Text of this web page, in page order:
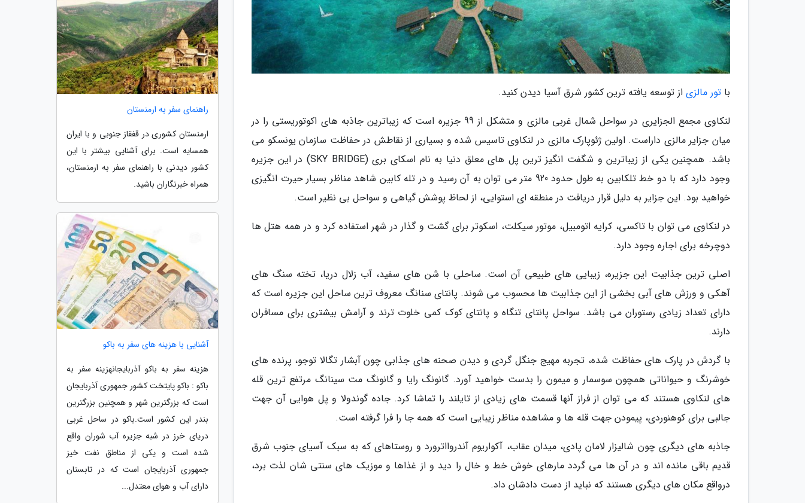
با تور مالزی از توسعه یافته ترین کشور شرق آسیا دیدن کنید.
لنکاوی مجمع الجزایری در سواحل شمال غربی مالزی و متشکل از 99 جزیره است که زیباترین جاذبه های اکوتوریستی را در
میان جزایر مالزی داراست. اولین ژئوپارک مالزی در لنکاوی تاسیس شده و بسیاری از نقاطش در حفاظت سازمان یونسکو می
باشد. همچنین یکی از زیباترین و شگفت انگیز ترین پل های معلق دنیا به نام اسکای بری (SKY BRIDGE) در این جزیره
وجود دارد که با دو خط تلکابین به طول حدود 920 متر می توان به آن رسید و در تله کابین شاهد مناظر بسیار حیرت انگیزی
خواهید بود. این جزایر به دلیل قرار دریافت در منطقه ای استوایی، از لحاظ پوشش گیاهی و سواحل بی نظیر است.
در لنکاوی می توان با تاکسی، کرایه اتومبیل، موتور سیکلت، اسکوتر برای گشت و گذار در شهر استفاده کرد و در همه هتل ها
دوچرخه برای اجاره وجود دارد.
اصلی ترین جذابیت این جزیره، زیبایی های طبیعی آن است. ساحلی با شن های سفید، آب زلال دریا، تخته سنگ های
آهکی و ورزش های آبی بخشی از این جذابیت ها محسوب می شوند. پانتای سنانگ معروف ترین ساحل این جزیره است که
دارای تعداد زیادی رستوران می باشد. سواحل پانتای تنگاه و پانتای کوک کمی خلوت ترند و آرامش بیشتری برای مسافران
دارند.
با گردش در پارک های حفاظت شده، تجربه مهیج جنگل گردی و دیدن صحنه های جذابی چون آبشار تگالا توجو، پرنده های
خوشرنگ و حیواناتی همچون سوسمار و میمون را بدست خواهید آورد. گانونگ رایا و گانونگ مت سینانگ مرتفع ترین قله
های لنکاوی هستند که می توان از فراز آنها قسمت های زیادی از تایلند را تماشا کرد. جاده گوندولا و پل هوایی آن جهت
جالبی برای کوهنوردی، پیمودن جهت قله ها و مشاهده مناظر زیبایی است که همه جا را فرا گرفته است.
جاذبه های دیگری چون شالیزار لامان پادی، میدان عقاب، آکواریوم آندروااترورد و روستاهای که به سبک آسیای جنوب شرق
قدیم باقی مانده اند و در آن ها می گردد مارهای خوش خط و خال را دید و از غذاها و موزیک های سنتی شان لذت برد،
درواقع مکان های دیگری هستند که نباید از دست دادشان داد.
راهنمای سفر به ارمنستان
ارمنستان کشوری در قفقاز جنوبی و با ایران
همسایه است. برای آشنایی بیشتر با این
کشور دیدنی با راهنمای سفر به ارمنستان،
همراه خبرنگاران باشید.
آشنایی با هزینه های سفر به باکو
هزینه سفر به باکو آذربایجانهزینه سفر به
باکو : باکو پایتخت کشور جمهوری آذربایجان
است که بزرگترین شهر و همچنین بزرگترین
بندر این کشور است.باکو در ساحل غربی
دریای خرز در شبه جزیره آب شوران واقع
شده است و یکی از مناطق نفت خیز
جمهوری آذربایجان است که در تابستان
دارای آب و هوای معتدل...